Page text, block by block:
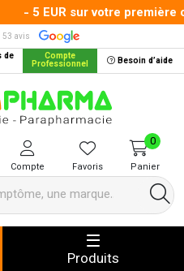
- 5 EUR sur votre première
53 avis
de Compte
Professionnel Besoin d’aide
MVA Pharma Votre pharmacie
Compte Favoris Panier
0
Produits